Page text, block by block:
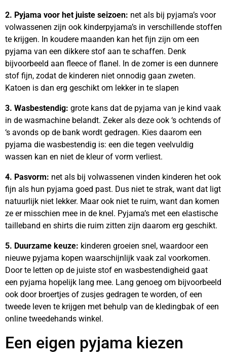
2. Pyjama voor het juiste seizoen: net als bij pyjama’s voor
volwassenen zijn ook kinderpyjama’s in verschillende stoffen
te krijgen. In koudere maanden kan het fijn zijn om een
pyjama van een dikkere stof aan te schaffen. Denk
bijvoorbeeld aan fleece of flanel. In de zomer is een dunnere
stof fijn, zodat de kinderen niet onnodig gaan zweten.
Katoen is dan erg geschikt om lekker in te slapen
3. Wasbestendig: grote kans dat de pyjama van je kind vaak
in de wasmachine belandt. Zeker als deze ook ‘s ochtends of
‘s avonds op de bank wordt gedragen. Kies daarom een
pyjama die wasbestendig is: een die tegen veelvuldig
wassen kan en niet de kleur of vorm verliest.
4. Pasvorm: net als bij volwassenen vinden kinderen het ook
fijn als hun pyjama goed past. Dus niet te strak, want dat ligt
natuurlijk niet lekker. Maar ook niet te ruim, want dan komen
ze er misschien mee in de knel. Pyjama’s met een elastische
tailleband en shirts die ruim zitten zijn daarom erg geschikt.
5. Duurzame keuze: kinderen groeien snel, waardoor een
nieuwe pyjama kopen waarschijnlijk vaak zal voorkomen.
Door te letten op de juiste stof en wasbestendigheid gaat
een pyjama hopelijk lang mee. Lang genoeg om bijvoorbeeld
ook door broertjes of zusjes gedragen te worden, of een
tweede leven te krijgen met behulp van de kledingbak of een
online tweedehands winkel.
Een eigen pyjama kiezen